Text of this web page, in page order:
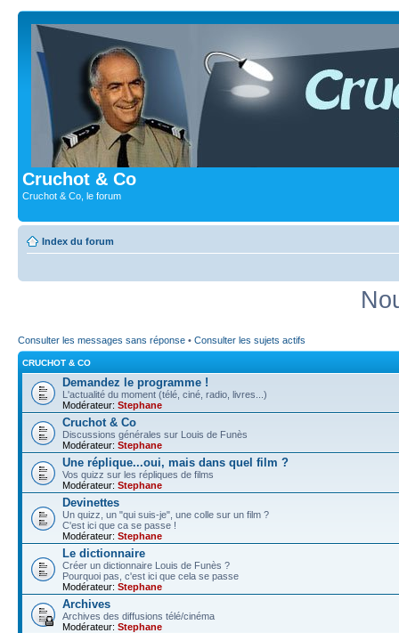
Cruchot & Co
Cruchot & Co, le forum
Index du forum
Consulter les messages sans réponse • Consulter les sujets actifs
CRUCHOT & CO
Demandez le programme !
L'actualité du moment (télé, ciné, radio, livres...)
Modérateur: Stephane
Cruchot & Co
Discussions générales sur Louis de Funès
Modérateur: Stephane
Une réplique...oui, mais dans quel film ?
Vos quizz sur les répliques de films
Modérateur: Stephane
Devinettes
Un quizz, un "qui suis-je", une colle sur un film ?
C'est ici que ca se passe !
Modérateur: Stephane
Le dictionnaire
Créer un dictionnaire Louis de Funès ?
Pourquoi pas, c'est ici que cela se passe
Modérateur: Stephane
Archives
Archives des diffusions télé/cinéma
Modérateur: Stephane